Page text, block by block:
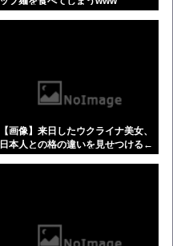
【画像】来日したウクライナ美女、
日本人との格の違いを見せつける←